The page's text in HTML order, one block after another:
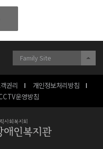
권리
개인정보처리방침
운영방침
Family Site